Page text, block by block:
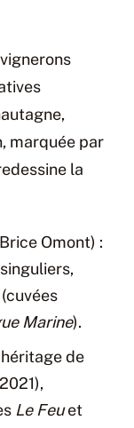
marquée par
la
Omont) :
Marine).
héritage de
Le Feuet